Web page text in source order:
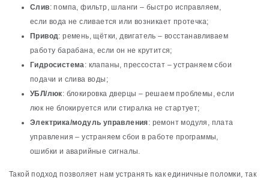
Слив: помпа, фильтр, шланги – быстро исправляем,
если вода не сливается или возникает протечка;
Привод: ремень, щётки, двигатель – восстанавливаем
работу барабана, если он не крутится;
Гидросистема: клапаны, прессостат – устраняем сбои
подачи и слива воды;
УБЛ/люк: блокировка дверцы – решаем проблемы, если
люк не блокируется или стиралка не стартует;
Электрика/модуль управления: ремонт модуля, плата
управления – устраняем сбои в работе программы,
ошибки и аварийные сигналы.
Такой подход позволяет нам устранять как единичные поломки, так